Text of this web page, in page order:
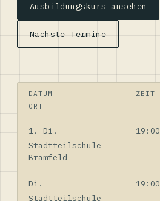
Ausbildungskurs ansehen
Nächste Termine
DATUM
ZEIT
ORT
1. Di.
19:00
Stadtteilschule
Bramfeld
Di.
19:00
Stadtteilschule